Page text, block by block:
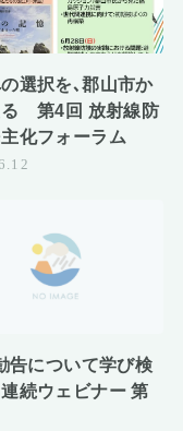
選択を､郡山市か
る 第4回 放射線防
化フォーラム
告について学び検
続ウェビナー 第